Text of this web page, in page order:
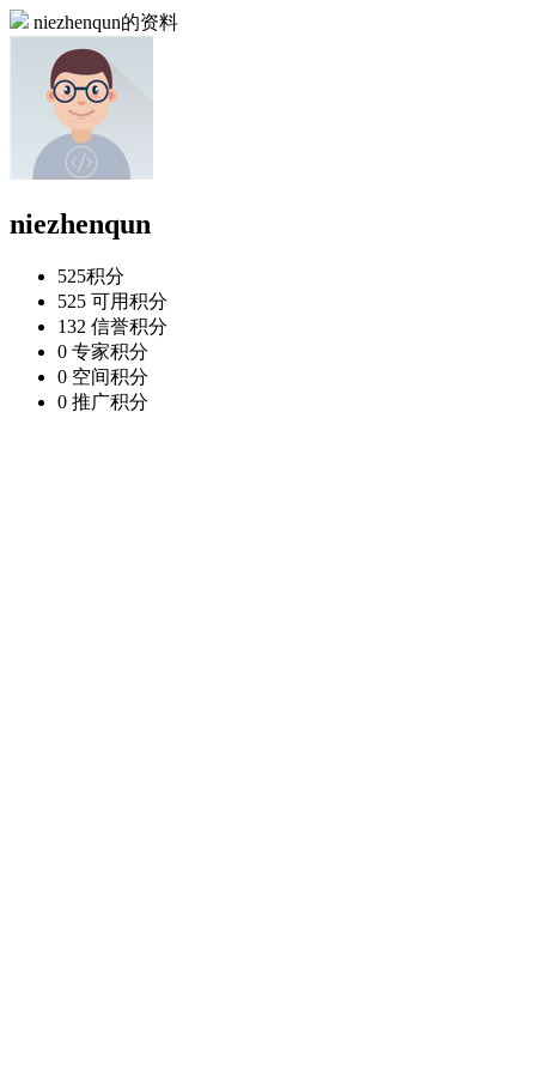
niezhenqun的资料
niezhenqun
525积分
525 可用积分
132 信誉积分
0 专家积分
0 空间积分
0 推广积分